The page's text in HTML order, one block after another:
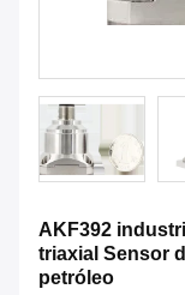
AKF392
triaxial Sensor
petróleo